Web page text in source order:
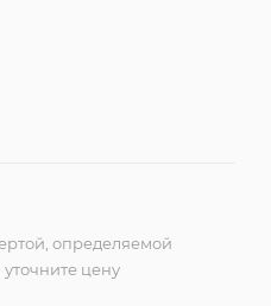
определяемой
цену